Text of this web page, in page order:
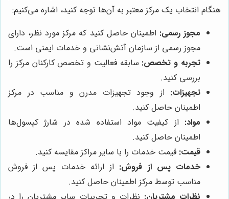
هنگام انتخاب یک مرکز معتبر به آن‌ها توجه کنید، اشاره می‌کنیم:
مجوز رسمی: اطمینان حاصل کنید که مرکز مورد نظر، دارای
مجوز رسمی از سازمان آتش‌نشانی و خدمات ایمنی است.
تجربه و تخصص: سابقه فعالیت و تخصص کارکنان مرکز را
بررسی کنید.
تجهیزات: از وجود تجهیزات مدرن و مناسب در مرکز
اطمینان حاصل کنید.
مواد: از کیفیت مواد استفاده شده در شارژ کپسول‌ها
اطمینان حاصل کنید.
قیمت: قیمت خدمات را با سایر مراکز مقایسه کنید.
خدمات پس از فروش: از ارائه خدمات پس از فروش
مناسب توسط مرکز اطمینان حاصل کنید.